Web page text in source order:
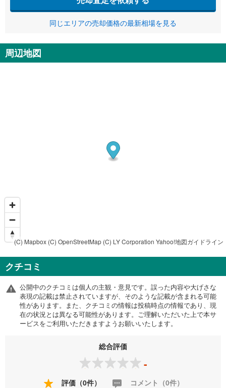
同じエリアの売却価格の最新相場を見る
周辺地図
(C) Mapbox (C) OpenStreetMap (C) LY Corporation Yahoo!地図ガイドライン
クチコミ
公開中のクチコミは個人の主観・意見です。誤った内容や大げさな
表現の記載は禁止されていますが、そのような記載が含まれる可能
性があります。また、クチコミの情報は投稿時点の情報であり、現
在の状況とは異なる可能性があります。ご理解いただいた上で本サ
ービスをご利用いただきますようお願いいたします。
総合評価
-
評価（0件） コメント（0件）